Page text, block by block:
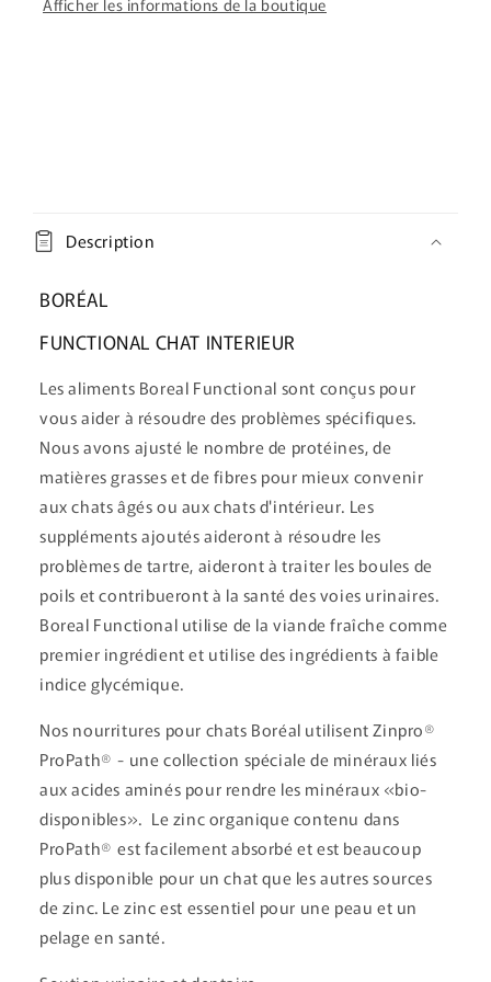
Afficher les informations de la boutique
o
n
e
n
é
d
u
c
t
b
e
Description
BORÉAL
FUNCTIONAL CHAT INTERIEUR
Les aliments Boreal Functional sont conçus pour
vous aider à résoudre des problèmes spécifiques.
Nous avons ajusté le nombre de protéines, de
matières grasses et de fibres pour mieux convenir
aux chats âgés ou aux chats d'intérieur. Les
suppléments ajoutés aideront à résoudre les
problèmes de tartre, aideront à traiter les boules de
poils et contribueront à la santé des voies urinaires.
Boreal Functional utilise de la viande fraîche comme
premier ingrédient et utilise des ingrédients à faible
indice glycémique.
Nos nourritures pour chats Boréal utilisent Zinpro®
ProPath® - une collection spéciale de minéraux liés
aux acides aminés pour rendre les minéraux «bio-
disponibles». Le zinc organique contenu dans
ProPath® est facilement absorbé et est beaucoup
plus disponible pour un chat que les autres sources
de zinc. Le zinc est essentiel pour une peau et un
pelage en santé.